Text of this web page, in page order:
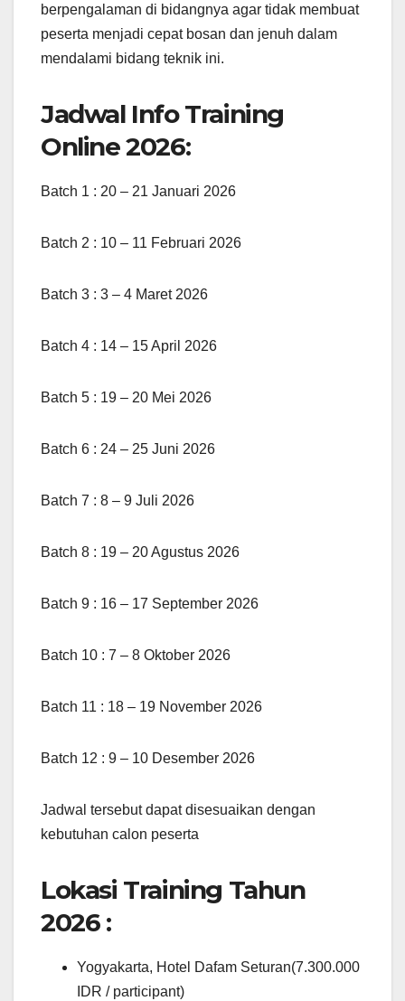
berpengalaman di bidangnya agar tidak membuat
peserta menjadi cepat bosan dan jenuh dalam
mendalami bidang teknik ini.
Jadwal Info Training
Online 2026:
Batch 1 : 20 – 21 Januari 2026
Batch 2 : 10 – 11 Februari 2026
Batch 3 : 3 – 4 Maret 2026
Batch 4 : 14 – 15 April 2026
Batch 5 : 19 – 20 Mei 2026
Batch 6 : 24 – 25 Juni 2026
Batch 7 : 8 – 9 Juli 2026
Batch 8 : 19 – 20 Agustus 2026
Batch 9 : 16 – 17 September 2026
Batch 10 : 7 – 8 Oktober 2026
Batch 11 : 18 – 19 November 2026
Batch 12 : 9 – 10 Desember 2026
Jadwal tersebut dapat disesuaikan dengan
kebutuhan calon peserta
Lokasi Training Tahun
2026 :
Yogyakarta, Hotel Dafam Seturan(7.300.000
IDR / participant)